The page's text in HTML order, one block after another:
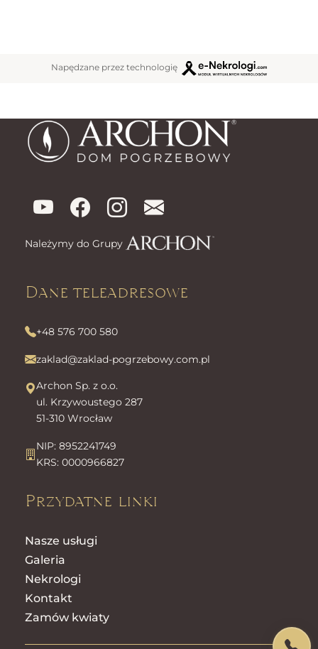
Napędzane przez technologię
Należymy do Grupy
Dane teleadresowe
+48 576 700 580
zaklad@zaklad-pogrzebowy.com.pl
Archon Sp. z o.o.
ul. Krzywoustego 287
51-310 Wrocław
NIP: 8952241749
KRS: 0000966827
Przydatne linki
Nasze usługi
Galeria
Nekrologi
Kontakt
Zamów kwiaty